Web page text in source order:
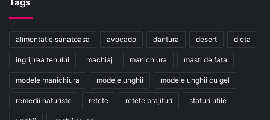
alimentatie sanatoasa avocado dantura desert dieta
ingrijirea tenului machiaj manichiura masti de fata
modele manichiura modele unghii modele unghii cu gel
remedii naturiste retete retete prajituri sfaturi utile